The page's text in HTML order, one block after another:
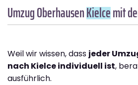
Umzug OberhausenKielcemit
Weil wir wissen, dass jeder
nach Kielce individuell ist,
ausführlich.